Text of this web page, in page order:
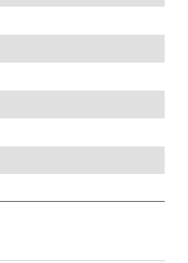
płatności